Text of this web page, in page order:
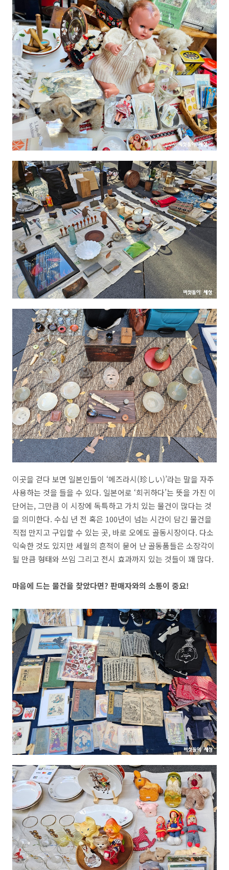
이곳을 걷다 보면 일본인들이 ‘메즈라시(珍しい)’라는 말을 자주
사용하는 것을 들을 수 있다. 일본어로 ‘희귀하다’는 뜻을 가진 이
단어는,그만큼 이 시장에 독특하고 가치 있는 물건이 많다는 것
을 의미한다. 수십 년 전 혹은 100년이 넘는 시간이 담긴 물건을
직접 만지고 구입할 수 있는 곳, 바로 오에도 골동시장이다. 다소
익숙한 것도 있지만 세월의 흔적이 묻어 난 골동품들은 소장각이
될 만큼 형태와 쓰임 그리고 전시 효과까지 있는 것들이 꽤 많다.
마음에 드는 물건을 찾았다면? 판매자와의 소통이 중요!